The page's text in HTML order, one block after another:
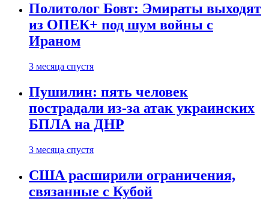
Политолог Бовт: Эмираты выходят
из ОПЕК+ под шум войны с
Ираном
3 месяца спустя
Пушилин: пять человек
пострадали из-за атак украинских
БПЛА на ДНР
3 месяца спустя
США расширили ограничения,
связанные с Кубой